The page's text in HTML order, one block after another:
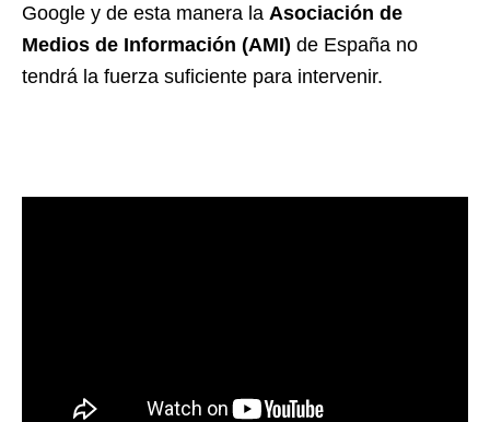
Google y de esta manera la Asociación de
Medios de Información (AMI) de España no
tendrá la fuerza suficiente para intervenir.